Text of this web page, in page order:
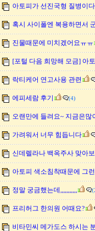
아토피가 선진국형 질병이
혹시 사이폴엔 복용하면서
진물때문에 미치겠어요ㅠㅠ
[포털 다음 희망해 모금] 아
락티케어 연고사용 관련
에피세람 후기 (4)
오랜만에 들려요~ 지금은많
가려워서 너무 힘듭니다
신데렐라나 백옥주사 맞아
아토피 색소침착때문에 그
정말 궁금했는데,,,,,,,,,,,
프리허그 한의원 어때요?
비타민씨 메가도스 하시는